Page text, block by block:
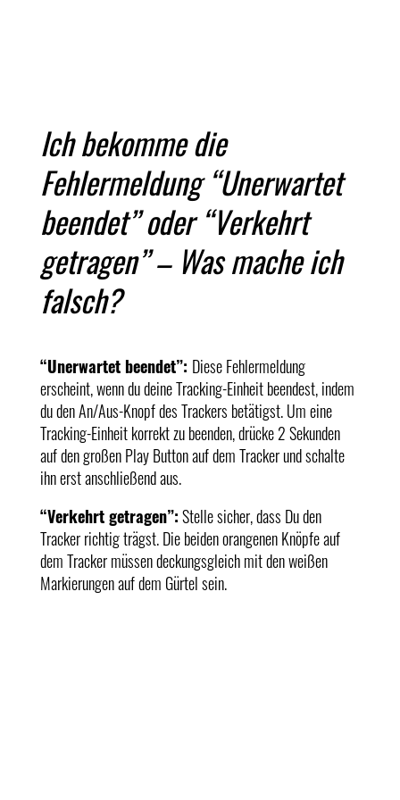
Ich bekomme die
Fehlermeldung “Unerwartet
beendet” oder “Verkehrt
getragen” – Was mache ich
falsch?
“Unerwartet beendet”: Diese Fehlermeldung
erscheint, wenn du deine Tracking-Einheit beendest, indem
du den An/Aus-Knopf des Trackers betätigst. Um eine
Tracking-Einheit korrekt zu beenden, drücke 2 Sekunden
auf den großen Play Button auf dem Tracker und schalte
ihn erst anschließend aus.
“Verkehrt getragen”:Stelle sicher, dass Du den
Tracker richtig trägst. Die beiden orangenen Knöpfe auf
dem Tracker müssen deckungsgleich mit den weißen
Markierungen auf dem Gürtel sein.